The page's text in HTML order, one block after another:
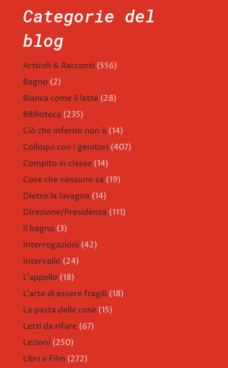
Categorie del
blog
Articoli & Racconti (556)
Bagno (2)
Bianca come il latte (28)
Biblioteca (235)
Ciò che inferno non è (14)
Colloqui con i genitori (407)
Compito in classe (14)
Cose che nessuno sa (19)
Dietro la lavagna (14)
Direzione/Presidenza (111)
Il bagno (3)
Interrogazioni (42)
Intervallo (24)
L'appello (18)
L'arte di essere fragili (18)
La pasta delle cose (15)
Letti da rifare (67)
Lezioni (250)
Libri e Film (272)